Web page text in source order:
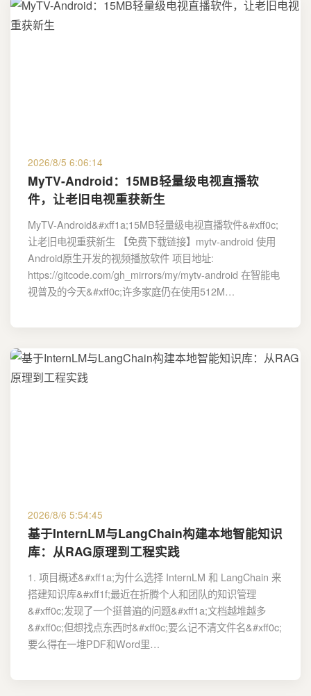
2026/8/5 6:06:14
MyTV-Android：15MB轻量级电视直播软
件，让老旧电视重获新生
MyTV-Android&#xff1a;15MB轻量级电视直播软件&#xff0c;
让老旧电视重获新生 【免费下载链接】mytv-android 使用
Android原生开发的视频播放软件 项目地址:
https://gitcode.com/gh_mirrors/my/mytv-android 在智能电
视普及的今天&#xff0c;许多家庭仍在使用512M…
2026/8/6 5:54:45
基于InternLM与LangChain构建本地智能知识
库：从RAG原理到工程实践
1. 项目概述&#xff1a;为什么选择 InternLM 和 LangChain 来
搭建知识库&#xff1f;最近在折腾个人和团队的知识管理
&#xff0c;发现了一个挺普遍的问题&#xff1a;文档越堆越多
&#xff0c;但想找点东西时&#xff0c;要么记不清文件名&#xff0c;
要么得在一堆PDF和Word里…